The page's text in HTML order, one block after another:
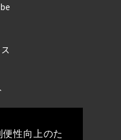
性向上のた